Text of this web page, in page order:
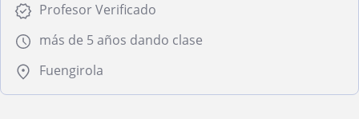
Profesor Verificado
más de 5 años dando clase
Fuengirola